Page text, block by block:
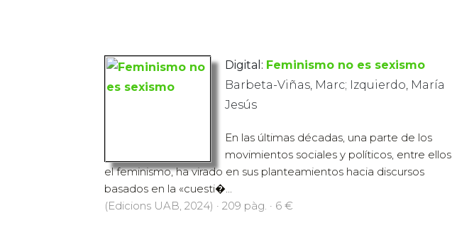
Digital: Feminismo no es sexismo
Barbeta-Viñas, Marc; Izquierdo, María
Jesús
En las últimas décadas, una parte de los
movimientos sociales y políticos, entre ellos
el feminismo, ha virado en sus planteamientos hacia discursos
basados en la «cuesti�...
(Edicions UAB, 2024) · 209 pàg. · 6 €